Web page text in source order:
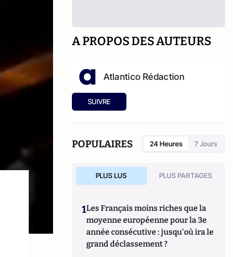
A PROPOS DES AUTEURS
Atlantico Rédaction
SUIVRE
POPULAIRES 24 Heures 7 Jours
PLUS LUS PLUS PARTAGES
1Les Français moins riches que la
moyenne européenne pour la 3e
année consécutive : jusqu'où ira le
grand déclassement ?